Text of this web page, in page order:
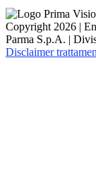
Copyright 2026 |
Parma S.p.A. |
Disclaimer